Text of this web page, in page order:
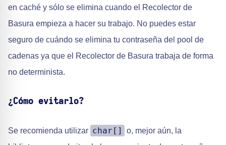
en caché y sólo se elimina cuando el Recolector de
Basura empieza a hacer su trabajo. No puedes estar
seguro de cuándo se elimina tu contraseña del pool de
cadenas ya que el Recolector de Basura trabaja de forma
no determinista.
¿Cómo evitarlo?
Se recomienda utilizar char[]
o, mejor aún, la